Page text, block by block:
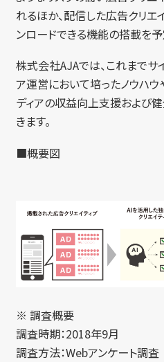
れるほか、配信した広告クリエ
ンロードできる機能の搭載を予
株式会社AJAでは、これまでサ
ア運営において培ったノウハ
ディアの収益向上支援および
きます。
■概要図
※ 調査概要
調査時期：2018年9月
調査方法：Webアンケート調査